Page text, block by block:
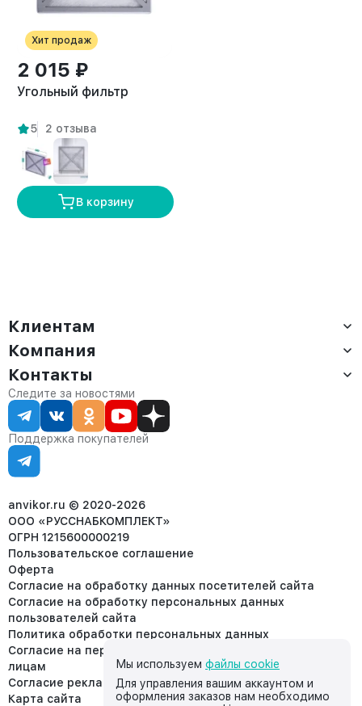
Хит продаж
2 015 ₽
Угольный фильтр
5 2 отзыва
В корзину
Клиентам
Доставка
Оплата
Сервис
Статус заказа
Статьи
Компания
О компании
Контакты
Партнёрам
Контакты
Отдел продаж:
8 (800) 234-22-62
corp@anvikor.ru
Ежедневно, с 7:00-19:00 (МСК)
Отдел рекламации:
8 (953) 455-25-61
Следите за новостями
Поддержка покупателей
anvikor.ru © 2020-2026
ООО «РУССНАБКОМПЛЕКТ»
ОГРН 1215600000219
Пользовательское соглашение
Оферта
Согласие на обработку данных посетителей сайта
Согласие на обработку персональных данных
пользователей сайта
Политика обработки персональных данных
Согласие на передачу персональных данных третьим
лицам
Согласие реклама
Карта сайта
Мы используем файлы cookie
Для управления вашим аккаунтом и
оформления заказов нам необходимо